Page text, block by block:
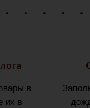
в
их в